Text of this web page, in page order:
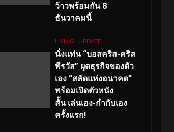
ว้าวพร้อมกัน 8
ธันวาคมนี้
LIVING UPDATE
นั่งแท่น “บอสคริส-คริส
พีรวัส” ผุดธุรกิจของตัว
เอง “สลัดแห่งอนาคต”
พร้อมเปิดตัวหนัง
สั้น เล่นเอง-กำกับเอง
ครั้งแรก!